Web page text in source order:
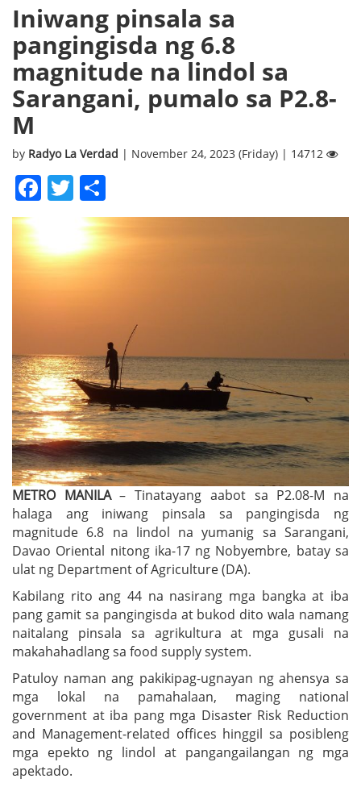
Iniwang pinsala sa
pangingisda ng 6.8
magnitude na lindol sa
Sarangani, pumalo sa P2.8-
M
by Radyo La Verdad | November 24, 2023 (Friday) | 14712
Facebook
Twitter
METRO MANILA– Tinatayang aabot sa P2.08-M na
halaga ang iniwang pinsala sa pangingisda ng
magnitude 6.8 na lindol na yumanig sa Sarangani,
Davao Oriental nitong ika-17 ng Nobyembre, batay sa
ulat ng Department of Agriculture (DA).
Kabilang rito ang 44 na nasirang mga bangka at iba
pang gamit sa pangingisda at bukod dito wala namang
naitalang pinsala sa agrikultura at mga gusali na
makahahadlang sa food supply system.
Patuloy naman ang pakikipag-ugnayan ng ahensya sa
mga lokal na pamahalaan, maging national
government at iba pang mga Disaster Risk Reduction
and Management-related offices hinggil sa posibleng
mga epekto ng lindol at pangangailangan ng mga
apektado.